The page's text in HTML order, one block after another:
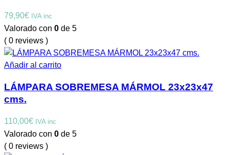
79,90€ IVA inc
Valorado con 0 de 5
( 0 reviews )
Añadir al carrito
LÁMPARA SOBREMESA MÁRMOL 23x23x47
cms.
110,00€ IVA inc
Valorado con 0 de 5
( 0 reviews )